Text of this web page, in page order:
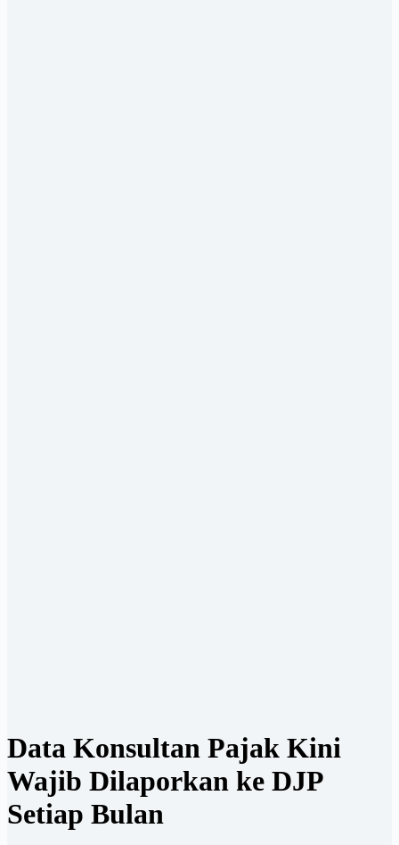
Data Konsultan Pajak Kini
Wajib Dilaporkan ke DJP
Setiap Bulan